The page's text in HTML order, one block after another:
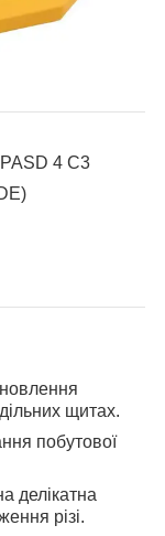
4 C3
щитах.
побутової
делікатна
різі.